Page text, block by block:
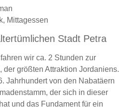
Mittagessen
Stadt Petra
wir ca. 2 Stunden zur
der größten Attraktion Jordaniens.
Jahrhundert von den Nabatäern
der sich in dieser
und das Fundament für ein